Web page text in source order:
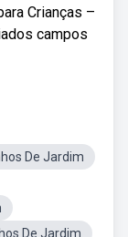
Crianças –
campos
De Jardim
De Jardim